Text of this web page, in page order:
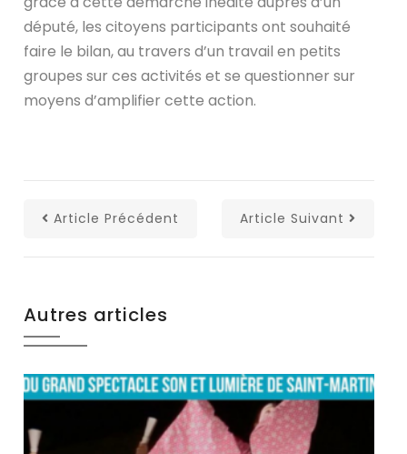
député, les citoyens participants ont souhaité
faire le bilan, au travers d’un travail en petits
groupes sur ces activités et se questionner sur
moyens d’amplifier cette action.
Article Précédent Article Suivant
Autres articles